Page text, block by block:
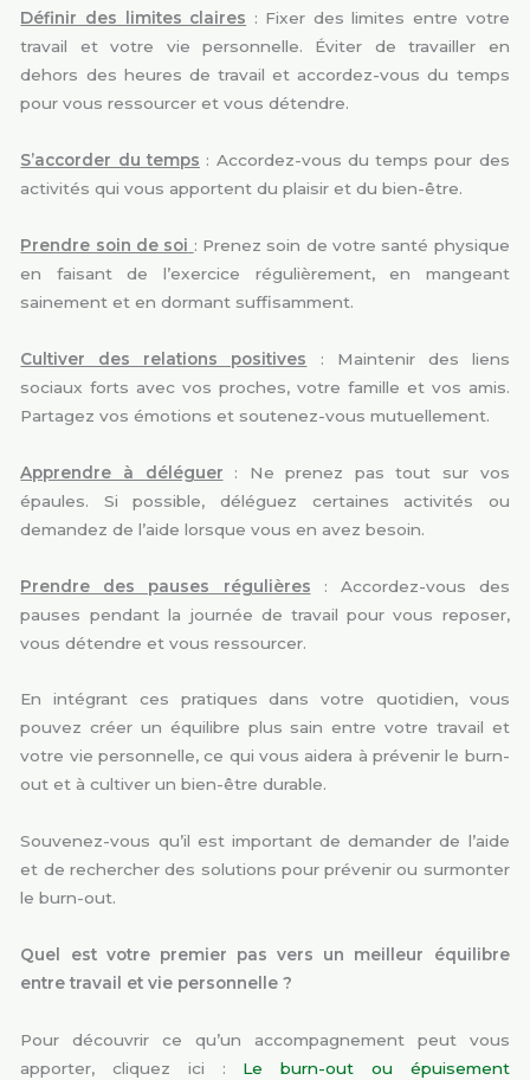
Définir des limites claires : Fixer des limites entre votre
travail et votre vie personnelle. Éviter de travailler en
dehors des heures de travail et accordez-vous du temps
pour vous ressourcer et vous détendre.
S’accorder du temps : Accordez-vous du temps pour des
activités qui vous apportent du plaisir et du bien-être.
Prendre soin de soi : Prenez soin de votre santé physique
en faisant de l’exercice régulièrement, en mangeant
sainement et en dormant suffisamment.
Cultiver des relations positives : Maintenir des liens
sociaux forts avec vos proches, votre famille et vos amis.
Partagez vos émotions et soutenez-vous mutuellement.
Apprendre à déléguer : Ne prenez pas tout sur vos
épaules. Si possible, déléguez certaines activités ou
demandez de l’aide lorsque vous en avez besoin.
Prendre des pauses régulières : Accordez-vous des
pauses pendant la journée de travail pour vous reposer,
vous détendre et vous ressourcer.
En intégrant ces pratiques dans votre quotidien, vous
pouvez créer un équilibre plus sain entre votre travail et
votre vie personnelle, ce qui vous aidera à prévenir le burn-
out et à cultiver un bien-être durable.
Souvenez-vous qu’il est important de demander de l’aide
et de rechercher des solutions pour prévenir ou surmonter
le burn-out.
Quel est votre premier pas vers un meilleur équilibre
entre travail et vie personnelle ?
Pour découvrir ce qu’un accompagnement peut vous
apporter, cliquez ici : Le burn-out ou épuisement